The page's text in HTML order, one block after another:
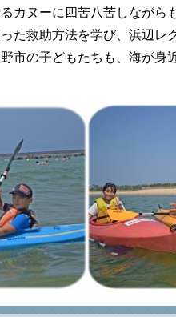
カヌーに四苦八苦しなが
た救助方法を学び、浜辺レ
市の子どもたちも、海が